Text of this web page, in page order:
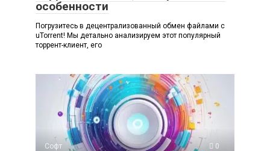
особенности
Погрузитесь в децентрализованный обмен файлами с
uTorrent! Мы детально анализируем этот популярный
торрент-клиент, его
Софт 0